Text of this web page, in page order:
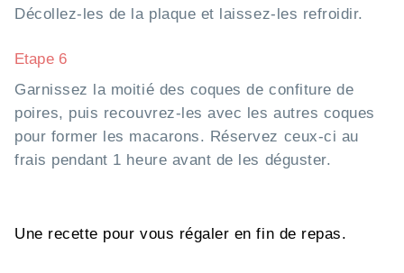
Décollez-les de la plaque et laissez-les refroidir.
Etape 6
Garnissez la moitié des coques de confiture de
poires, puis recouvrez-les avec les autres coques
pour former les macarons. Réservez ceux-ci au
frais pendant 1 heure avant de les déguster.
Une recette pour vous régaler en fin de repas.